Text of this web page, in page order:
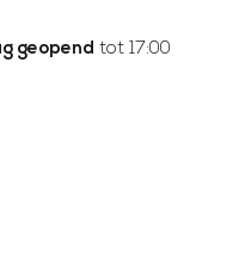
geopend tot 17:00